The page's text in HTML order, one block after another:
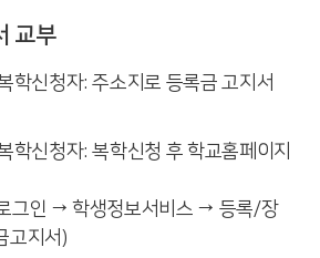
교부
학신청자: 주소지로 등록금 고지서
학신청자: 복학신청 후 학교홈페이지
그인 → 학생정보서비스 → 등록/장
고지서)